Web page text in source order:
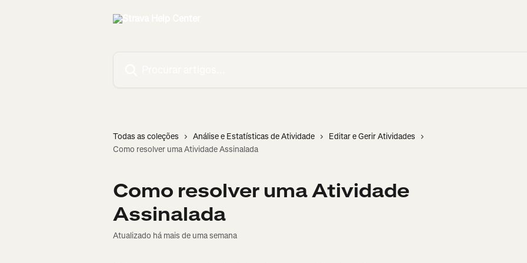
Todas as coleções Análise e Estatísticas de Atividade
Editar e Gerir Atividades
Como resolver uma Atividade Assinalada
Como resolver uma Atividade
Assinalada
Atualizado há mais de uma semana